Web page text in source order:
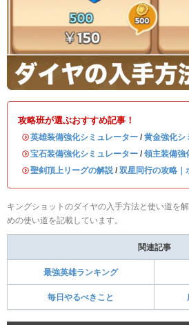
攻略班が選ぶおすすめ記事！
・英雄装備強化シミュレーター / 黄金強化シ
・宝石装備強化シミュレーター / 領主装備強
・聖剣頂上リーグの解説 / 双星同行の攻略｜
キングショットのダイヤの入手方法と使い道を
めの使い道を記載しています。
関連記事
最強英雄ランキング
毎日やるべきこと